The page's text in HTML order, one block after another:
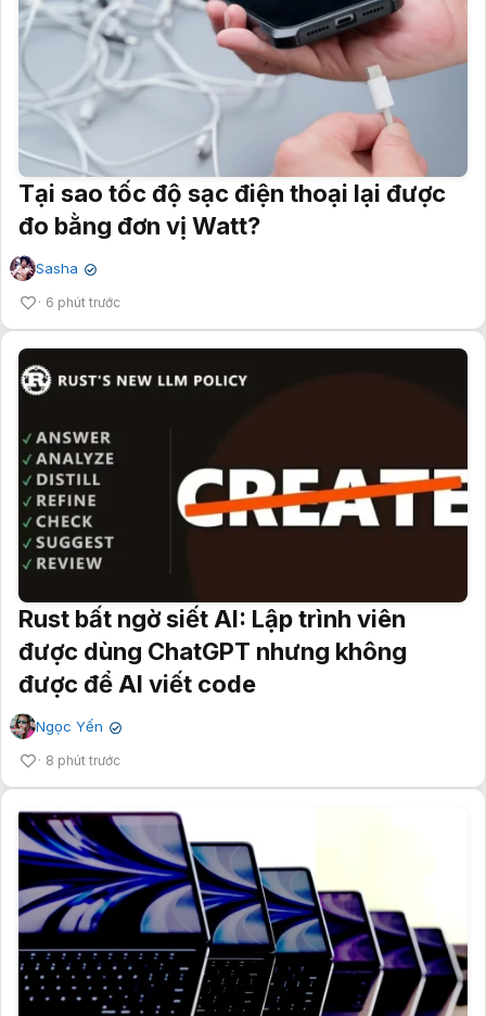
Tại sao tốc độ sạc điện thoại lại được
đo bằng đơn vị Watt?
Sasha ✔
6 phút trước
Rust bất ngờ siết AI: Lập trình viên
được dùng ChatGPT nhưng không
được để AI viết code
Ngọc Yến ✔
8 phút trước